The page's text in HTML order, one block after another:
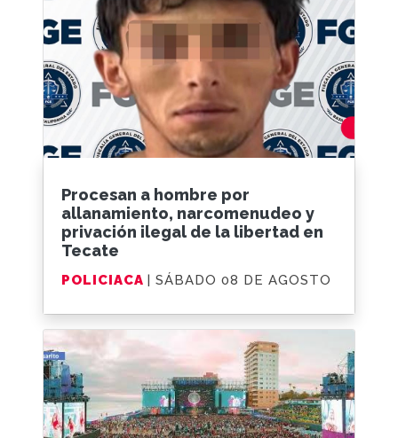
Procesan a hombre por
allanamiento, narcomenudeo y
privación ilegal de la libertad en
Tecate
POLICIACA | SÁBADO 08 DE AGOSTO